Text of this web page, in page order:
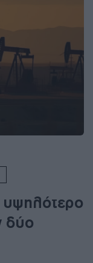
υψηλότερο
δύο